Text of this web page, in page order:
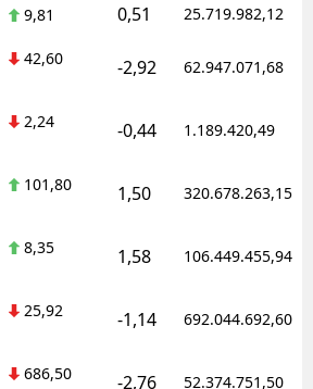
9,81 0,51 25.719.982,12
42,60 -2,92 62.947.071,68
2,24 -0,44 1.189.420,49
101,80 1,50 320.678.263,15
8,35 1,58 106.449.455,94
25,92 -1,14 692.044.692,60
686,50 -2,76 52.374.751,50